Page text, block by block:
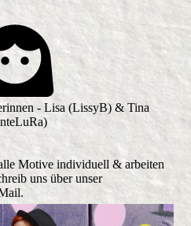
- Lisa (LissyB) & Tina
Motive individuell & arbeiten
uns über unser